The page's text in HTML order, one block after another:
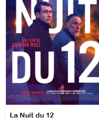
La Nuit du 12